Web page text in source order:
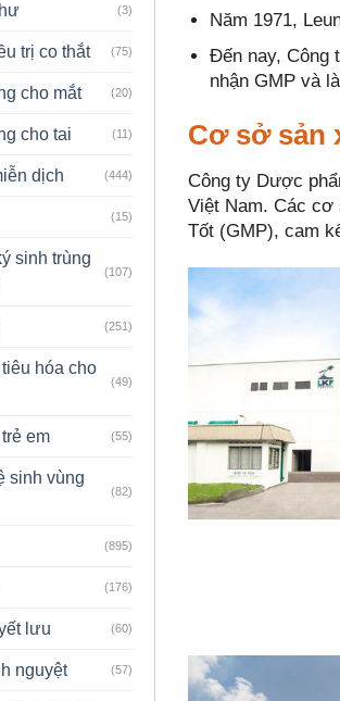
(3)
trị co thắt (75)
cho mắt (20)
cho tai (11)
dịch (444)
(15)
sinh trùng
(107)
(251)
hóa cho
(49)
em (55)
sinh vùng
(82)
(895)
(176)
lưu (60)
nguyệt (57)
Năm 1971,
Đến nay, Công
nhận GMP và
Cơ sở sản
Công ty Dược
Việt Nam. Các cơ
Tốt (GMP), cam